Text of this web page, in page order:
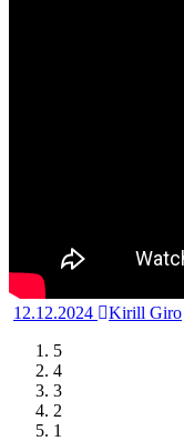
12.12.2024
Kirill Giro
5
4
3
2
1